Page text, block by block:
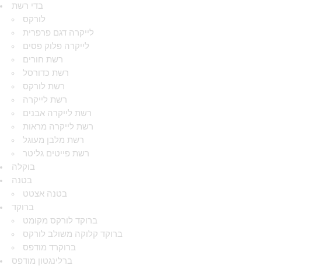
בדי רשת
לורקס
לייקרה דגם פרפרית
לייקרה פלוק פסים
רשת חורים
רשת כדורסל
רשת לורקס
רשת לייקרה
רשת לייקרה אבנים
רשת לייקרה מראות
רשת מלבן מעוגל
רשת פייטים גליטר
בוקלה
בטנה
בטנה אצטט
ברוקד
ברוקד לורקס מקומט
ברוקד קלוקה משולב לורקס
ברוקרד מודפס
ברלינגטון מודפס